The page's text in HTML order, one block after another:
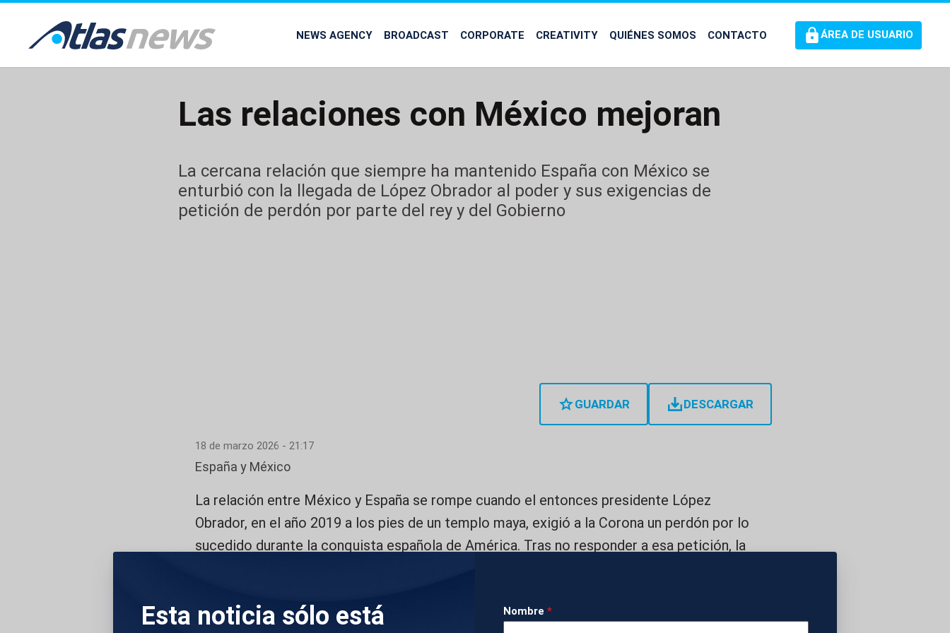
common.go-to-content
NEWS AGENCY BROADCAST CORPORATE CREATIVITY QUIÉNES SOMOS CONTACTO ÁREA DE USUARIO
Las relaciones con México mejoran
La cercana relación que siempre ha mantenido España con México se
enturbió con la llegada de López Obrador al poder y sus exigencias de
petición de perdón por parte del rey y del Gobierno
GUARDAR DESCARGAR
Esta noticia sólo está
Nombre *
18 de marzo 2026 - 21:17
España y México
La relación entre México y España se rompe cuando el entonces presidente López
Obrador, en el año 2019 a los pies de un templo maya, exigió a la Corona un perdón por lo
sucedido durante la conquista española de América. Tras no responder a esa petición, la
ello ayudaron las palabras de la princesa de Asturias en la entrega del galardón al Museo